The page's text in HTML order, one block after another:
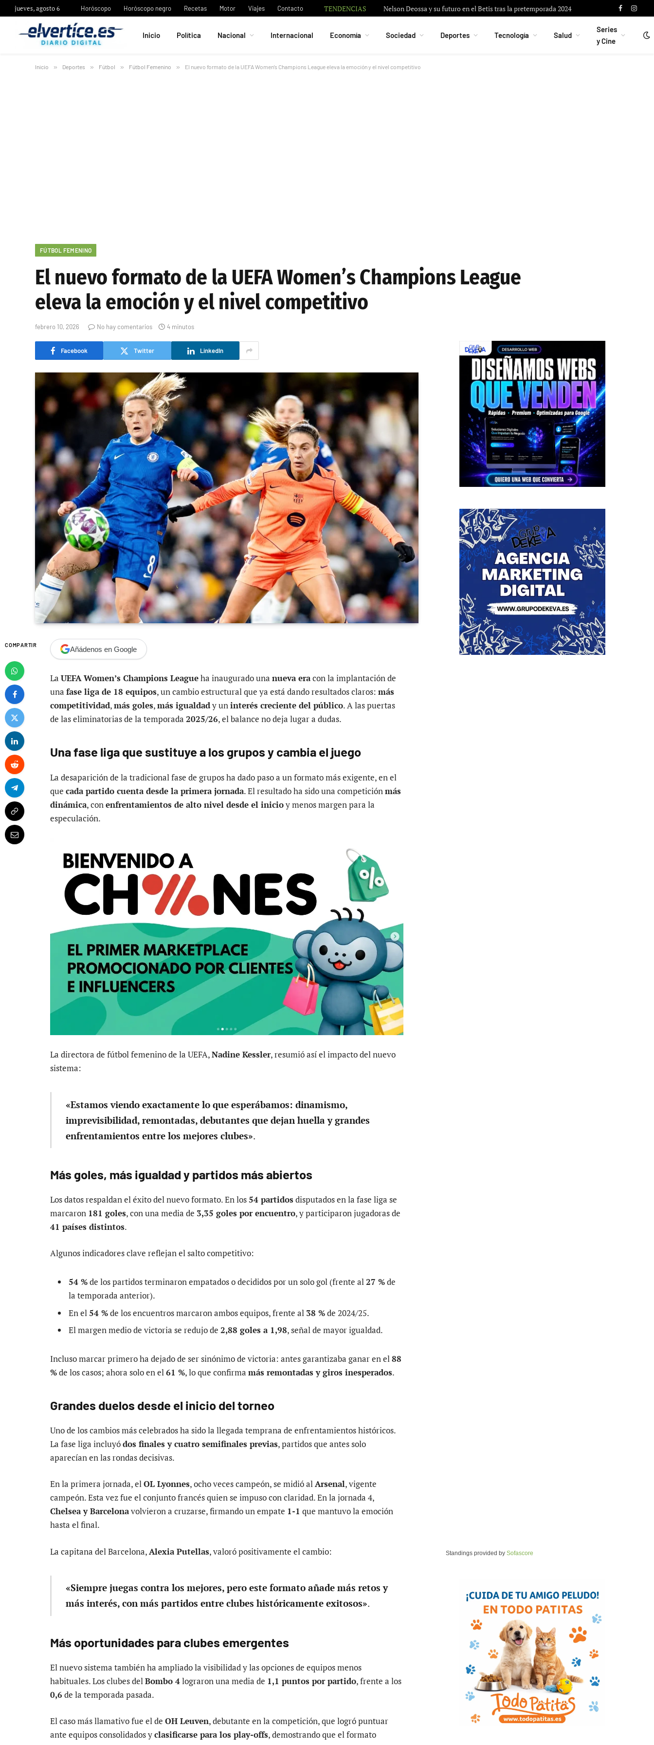
jueves, agosto 6 Horóscopo Horóscopo negro Recetas Motor Viajes Contacto TENDENCIAS Nelson Deossa y su futuro en el Betis tras la pretemporada 2024 Facebook
Inicio Política Nacional Internacional Economía Sociedad Deportes Tecnología Salud
Series
y Cine
Inicio » Deportes » Fútbol » Fútbol Femenino » El nuevo formato de la UEFA Women’s Champions League eleva la emoción y el nivel competitivo
FÚTBOL FEMENINO
El nuevo formato de la UEFA Women’s Champions League
eleva la emoción y el nivel competitivo
febrero 10, 2026 No hay comentarios 4 minutos
Facebook Twitter LinkedIn
COMPARTIR Añádenos en Google
La UEFA Women’s Champions Leagueha inaugurado una nueva eracon la implantación de
una fase liga de 18 equipos, un cambio estructural que ya está dando resultados claros: más
competitividad,más goles,más igualdady uninterés creciente del público. A las puertas
de las eliminatorias de la temporada 2025/26, el balance no deja lugar a dudas.
Una fase liga que sustituye a los grupos y cambia el juego
La desaparición de la tradicional fase de grupos ha dado paso a un formato más exigente, en el
que cada partido cuenta desde la primera jornada. El resultado ha sido una competición más
dinámica, con enfrentamientos de alto nivel desde el inicioy menos margen para la
especulación.
La directora de fútbol femenino de la UEFA,Nadine Kessler, resumió así el impacto del nuevo
sistema:
«Estamos viendo exactamente lo que esperábamos: dinamismo,
imprevisibilidad, remontadas, debutantes que dejan huella y grandes
enfrentamientos entre los mejores clubes».
Más goles, más igualdad y partidos más abiertos
Los datos respaldan el éxito del nuevo formato. En los54 partidosdisputados en la fase liga se
marcaron 181 goles, con una media de 3,35 goles por encuentro, y participaron jugadoras de
41 países distintos.
Algunos indicadores clave reflejan el salto competitivo:
54 %de los partidos terminaron empatados o decididos por un solo gol (frente al27 %de
la temporada anterior).
En el 54 %de los encuentros marcaron ambos equipos, frente al 38 %de 2024/25.
El margen medio de victoria se redujo de 2,88 goles a 1,98, señal de mayor igualdad.
Incluso marcar primero ha dejado de ser sinónimo de victoria: antes garantizaba ganar en el88
%de los casos; ahora solo en el61 %, lo que confirma más remontadas y giros inesperados.
Grandes duelos desde el inicio del torneo
Uno de los cambios más celebrados ha sido la llegada temprana de enfrentamientos históricos.
La fase liga incluyódos finales y cuatro semifinales previas, partidos que antes solo
aparecían en las rondas decisivas.
En la primera jornada, elOL Lyonnes, ocho veces campeón, se midió alArsenal, vigente
campeón. Esta vez fue el conjunto francés quien se impuso con claridad. En la jornada 4,
Chelsea y Barcelonavolvieron a cruzarse, firmando un empate 1-1 que mantuvo la emoción
hasta el final.
La capitana del Barcelona,Alexia Putellas, valoró positivamente el cambio:
«Siempre juegas contra los mejores, pero este formato añade más retos y
más interés, con más partidos entre clubes históricamente exitosos».
Más oportunidades para clubes emergentes
El nuevo sistema también ha ampliado la visibilidad y las opciones de equipos menos
habituales. Los clubes delBombo 4lograron una media de 1,1 puntos por partido, frente a los
0,6 de la temporada pasada.
El caso más llamativo fue el de OH Leuven, debutante en la competición, que logró puntuar
ante equipos consolidados yclasificarse para los play-offs, demostrando que el formato
Standings provided by Sofascore